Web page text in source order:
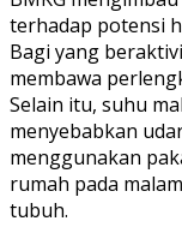
terhadap potensi
Bagi yang
membawa
Selain itu, suhu
menyebabkan
menggunakan
rumah pada
tubuh.